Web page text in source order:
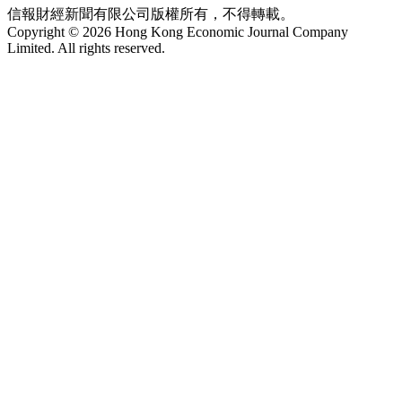
信報財經新聞有限公司版權所有，不得轉載。
Copyright © 2026 Hong Kong Economic Journal Company
Limited. All rights reserved.